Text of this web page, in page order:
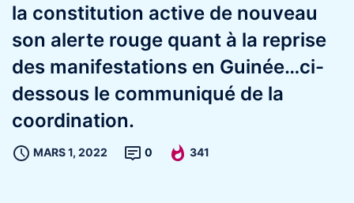
la constitution active de nouveau
son alerte rouge quant à la reprise
des manifestations en Guinée…ci-
dessous le communiqué de la
coordination.
MARS 1, 2022 0 341